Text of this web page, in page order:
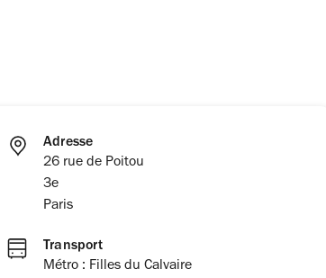
Adresse
26 rue de Poitou
3e
Paris
Transport
Métro : Filles du Calvaire